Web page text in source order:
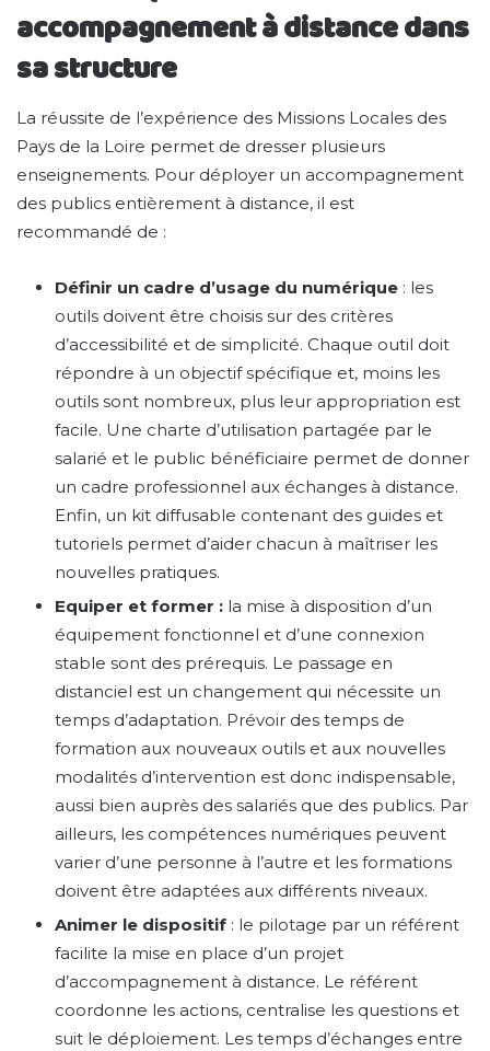
accompagnement à distance dans
sa structure
La réussite de l’expérience des Missions Locales des
Pays de la Loire permet de dresser plusieurs
enseignements. Pour déployer un accompagnement
des publics entièrement à distance, il est
recommandé de :
Définir un cadre d’usage du numérique : les
outils doivent être choisis sur des critères
d’accessibilité et de simplicité. Chaque outil doit
répondre à un objectif spécifique et, moins les
outils sont nombreux, plus leur appropriation est
facile. Une charte d’utilisation partagée par le
salarié et le public bénéficiaire permet de donner
un cadre professionnel aux échanges à distance.
Enfin, un kit diffusable contenant des guides et
tutoriels permet d’aider chacun à maîtriser les
nouvelles pratiques.
Equiper et former : la mise à disposition d’un
équipement fonctionnel et d’une connexion
stable sont des prérequis. Le passage en
distanciel est un changement qui nécessite un
temps d’adaptation. Prévoir des temps de
formation aux nouveaux outils et aux nouvelles
modalités d’intervention est donc indispensable,
aussi bien auprès des salariés que des publics. Par
ailleurs, les compétences numériques peuvent
varier d’une personne à l’autre et les formations
doivent être adaptées aux différents niveaux.
Animer le dispositif : le pilotage par un référent
facilite la mise en place d’un projet
d’accompagnement à distance. Le référent
coordonne les actions, centralise les questions et
suit le déploiement. Les temps d’échanges entre